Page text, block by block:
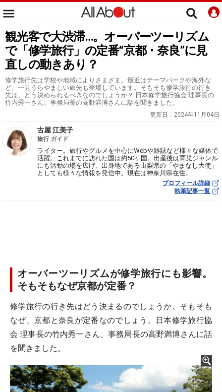
観光客で大渋滞…。オーバーツーリズム
で「修学旅行」の定番“京都・奈良”に見
直しの動きあり？
修学旅行先は学校や地域によりさまざま。最近はテーマパークや海外な
ど、一見うらやましい旅先も登場しています。そもそも修学旅行の行き
先は、どう決められるべきなのでしょうか？ 日本修学旅行協会 理事長の
竹内秀一さん、事務局長の高野満博さんに話を聞きました。
更新日： 2024年11月04日
古屋 江美子
旅行 ガイド
ライター。旅行やグルメを中心にWebや雑誌など様々な媒体で
活躍。これまでに訪れた国は約50ヶ国。出産後は育児ジャンル
にも活動の場を広げ、出身地である山梨県の「やまなし大使」
としても様々な情報を発信中。現在は神奈川県在住。
プロフィール詳細
執筆記事一覧
オーバーツーリズムが修学旅行にも影響。
そもそもなぜ京都が定番？
修学旅行の行き先はどう決まるのでしょうか。そもそも
なぜ、京都と奈良が定番なのでしょう。日本修学旅行協
会 理事長の竹内秀一さん、事務局長の高野満博さんに話
を聞きました。